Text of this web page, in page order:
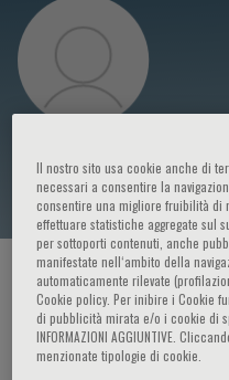
Ali J. Marian
HOME PAGE / CORSI ED
Il nostro sito usa cookie anche di
necessari a consentire la
consentire una migliore fruibilità di
effettuare statistiche aggregate sul
per sottoporti contenuti, anche
manifestate nell‘ambito della
automaticamente rilevate
Cookie policy. Per inibire i Cookie
di pubblicità mirata e/o i cookie di
INFORMAZIONI AGGIUNTIVE.
menzionate tipologie di cookie.